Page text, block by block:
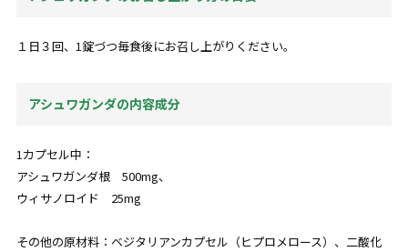
１日３回、1錠づつ毎食後にお召し上がりください。
アシュワガンダの内容成分
1カプセル中：
アシュワガンダ根 500mg、
ウィサノロイド 25mg
その他の原材料：ベジタリアンカプセル（ヒプロメロース）、二酸化